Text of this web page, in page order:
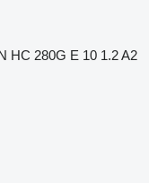
HC 280G E 10 1.2 A2